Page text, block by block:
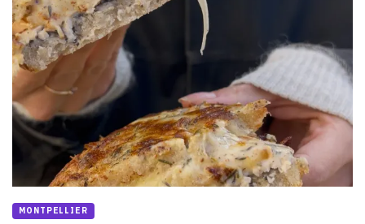
MONTPELLIER